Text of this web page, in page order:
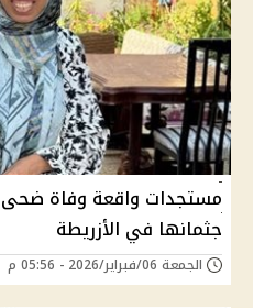
مستجدات واقعة وفاة ضحى
جثمانها في الأزريطة
الجمعة 06/فبراير/2026 - 05:56 م